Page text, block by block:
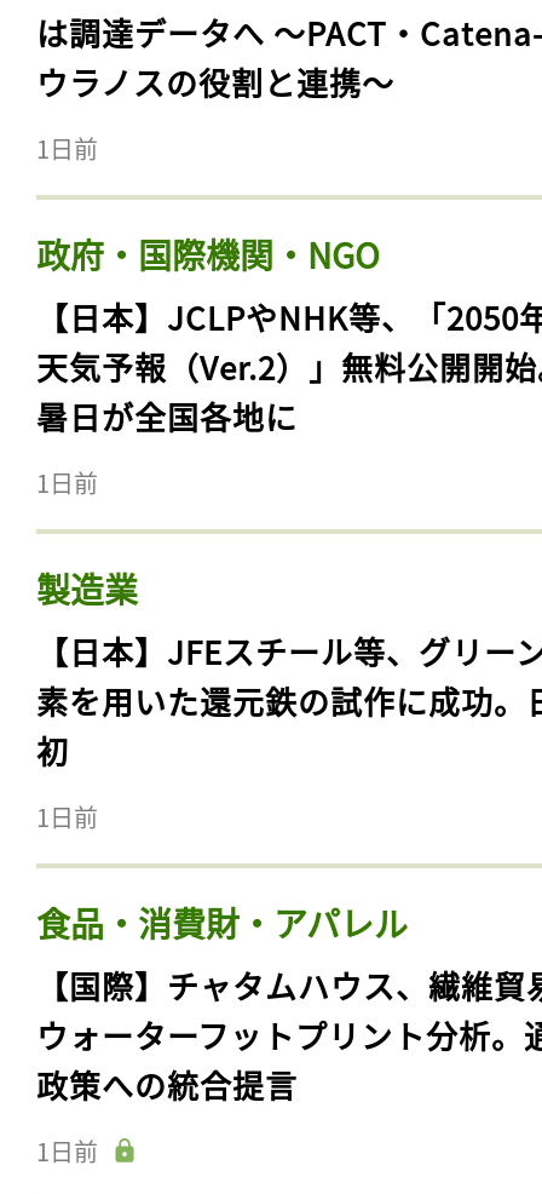
は調達データへ 〜PACT・
ウラノスの役割と連携〜
1日前
政府・国際機関・NGO
【日本】JCLPやNHK等、「2050
天気予報（Ver.2）」無料公開開
暑日が全国各地に
1日前
製造業
【日本】JFEスチール等、グリー
素を用いた還元鉄の試作に成功。
初
1日前
食品・消費財・アパレル
【国際】チャタムハウス、繊維貿
ウォーターフットプリント分析。
政策への統合提言
1日前